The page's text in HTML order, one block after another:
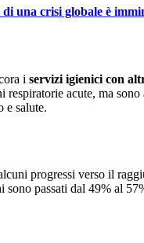
una crisi globale è
i servizi igienici con
acute, ma
e salute.
progressi verso il
passati dal 49% al